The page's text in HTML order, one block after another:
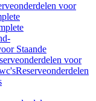
voor
Staande
voor
Reserveonderdelen